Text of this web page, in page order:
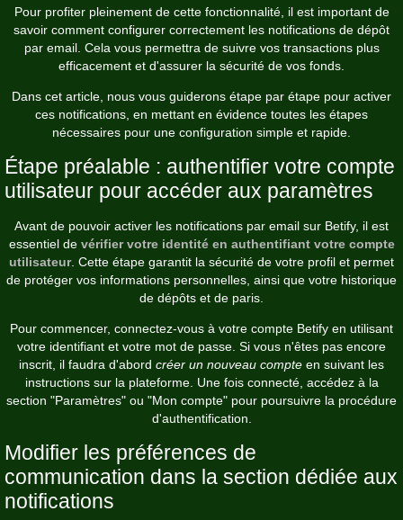
Pour profiter pleinement de cette fonctionnalité, il est important de
savoir comment configurer correctement les notifications de dépôt
par email. Cela vous permettra de suivre vos transactions plus
efficacement et d'assurer la sécurité de vos fonds.
Dans cet article, nous vous guiderons étape par étape pour activer
ces notifications, en mettant en évidence toutes les étapes
nécessaires pour une configuration simple et rapide.
Étape préalable : authentifier votre compte
utilisateur pour accéder aux paramètres
Avant de pouvoir activer les notifications par email sur Betify, il est
essentiel de vérifier votre identité en authentifiant votre compte
utilisateur. Cette étape garantit la sécurité de votre profil et permet
de protéger vos informations personnelles, ainsi que votre historique
de dépôts et de paris.
Pour commencer, connectez-vous à votre compte Betify en utilisant
votre identifiant et votre mot de passe. Si vous n'êtes pas encore
inscrit, il faudra d'abord créer un nouveau compte en suivant les
instructions sur la plateforme. Une fois connecté, accédez à la
section "Paramètres" ou "Mon compte" pour poursuivre la procédure
d'authentification.
Modifier les préférences de
communication dans la section dédiée aux
notifications